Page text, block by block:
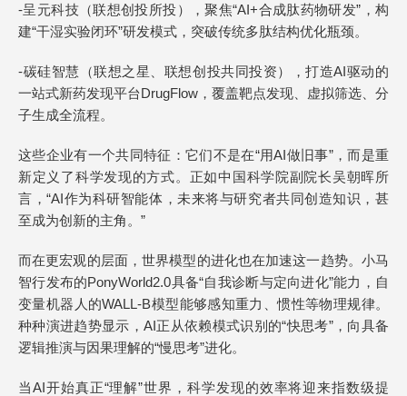
-呈元科技（联想创投所投），聚焦“AI+合成肽药物研发”，构
建“干湿实验闭环”研发模式，突破传统多肽结构优化瓶颈。
-碳硅智慧（联想之星、联想创投共同投资），打造AI驱动的
一站式新药发现平台DrugFlow，覆盖靶点发现、虚拟筛选、分
子生成全流程。
这些企业有一个共同特征：它们不是在“用AI做旧事”，而是重
新定义了科学发现的方式。正如中国科学院副院长吴朝晖所
言，“AI作为科研智能体，未来将与研究者共同创造知识，甚
至成为创新的主角。”
而在更宏观的层面，世界模型的进化也在加速这一趋势。小马
智行发布的PonyWorld2.0具备“自我诊断与定向进化”能力，自
变量机器人的WALL-B模型能够感知重力、惯性等物理规律。
种种演进趋势显示，AI正从依赖模式识别的“快思考”，向具备
逻辑推演与因果理解的“慢思考”进化。
当AI开始真正“理解”世界，科学发现的效率将迎来指数级提